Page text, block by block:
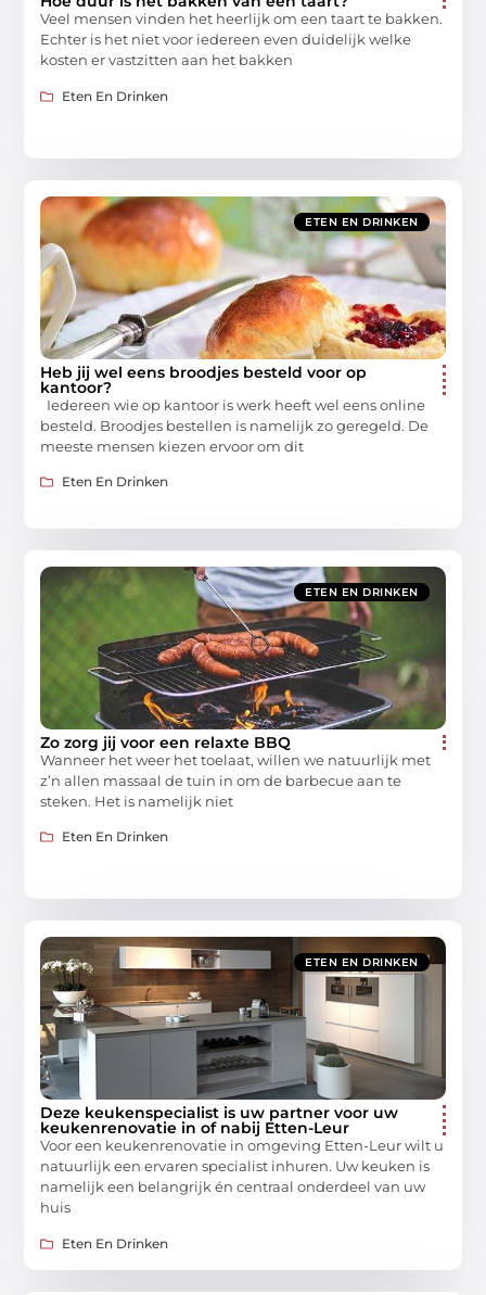
Veel mensen vinden het heerlijk om een taart te bakken.
Echter is het niet voor iedereen even duidelijk welke
kosten er vastzitten aan het bakken
Eten En Drinken
ETEN EN DRINKEN
Heb jij wel eens broodjes besteld voor op
kantoor?
Iedereen wie op kantoor is werk heeft wel eens online
besteld. Broodjes bestellen is namelijk zo geregeld. De
meeste mensen kiezen ervoor om dit
Eten En Drinken
ETEN EN DRINKEN
Zo zorg jij voor een relaxte BBQ
Wanneer het weer het toelaat, willen we natuurlijk met
z’n allen massaal de tuin in om de barbecue aan te
steken. Het is namelijk niet
Eten En Drinken
ETEN EN DRINKEN
Deze keukenspecialist is uw partner voor uw
keukenrenovatie in of nabij Etten-Leur
Voor een keukenrenovatie in omgeving Etten-Leur wilt u
natuurlijk een ervaren specialist inhuren. Uw keuken is
namelijk een belangrijk én centraal onderdeel van uw
huis
Eten En Drinken